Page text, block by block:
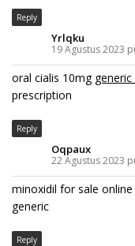
Reply
Yrlqku
19 Agustus 2023
oral cialis 10mg
prescription
Reply
Oqpaux
22 Agustus 2023
minoxidil for sale online
generic
Reply